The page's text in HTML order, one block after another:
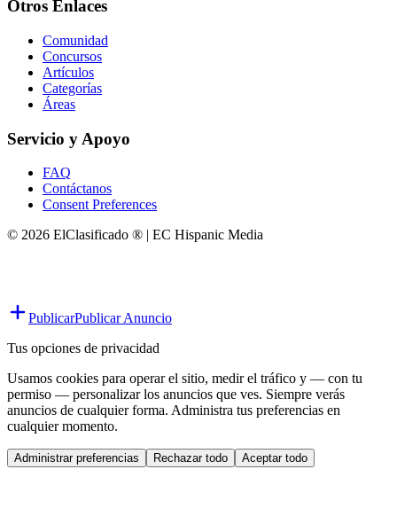
Otros Enlaces
Comunidad
Concursos
Artículos
Categorías
Áreas
Servicio y Apoyo
FAQ
Contáctanos
Consent Preferences
© 2026 ElClasificado ® | EC Hispanic Media
PublicarPublicar Anuncio
Tus opciones de privacidad
Usamos cookies para operar el sitio, medir el tráfico y — con tu
permiso — personalizar los anuncios que ves. Siempre verás
anuncios de cualquier forma. Administra tus preferencias en
cualquier momento.
Administrar preferencias Rechazar todo Aceptar todo